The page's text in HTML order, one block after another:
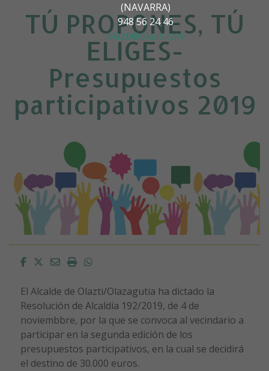
(NAVARRA)
948 56 24 46
olazti@olazti.com
TÚ PROPONES, TÚ
ELIGES-
Presupuestos
participativos 2019
Facebook
Twitter
EmailImprimirWhatsapp
El Alcalde de Olazti/Olazagutia ha dictado la
Resolución de Alcaldía 192/2019, de 4 de
noviembbre, por la que se convoca al vecindario a
participar en la segunda edición de los
presupuestos participativos, en la cual se decidirá
el destino de 30.000 euros.